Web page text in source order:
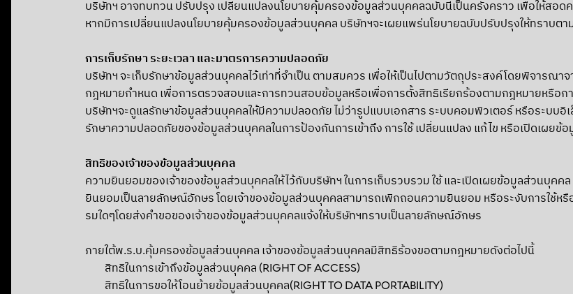
บริษัทฯ อาจทบทวน ปรับปรุง เปลี่ยนแปลงนโยบายคุ้มครองข้อมูลส่วนบุคคลฉบับนี้เป็นครั้งคราว เพื่อให้สอ
หากมีการเปลี่ยนแปลงนโยบายคุ้มครองข้อมูลส่วนบุคคล บริษัทฯจะเผยแพร่นโยบายฉบับปรับปรุงให้ทราบตา
การเก็บรักษา ระยะเวลา และมาตรการความปลอดภัย
บริษัทฯ จะเก็บรักษาข้อมูลส่วนบุคคลไว้เท่าที่จำเป็น ตามสมควร เพื่อให้เป็นไปตามวัตถุประสงค์โดยพิจารณา
กฎหมายกำหนด เพื่อการตรวจสอบและการทวนสอบข้อมูลหรือเพื่อการตั้งสิทธิเรียกร้องตามกฎหมายหรือก
บริษัทฯจะดูแลรักษาข้อมูลส่วนบุคคลให้มีความปลอดภัย ไม่ว่ารูปแบบเอกสาร ระบบคอมพิวเตอร์ หรือระบบ
รักษาความปลอดภัยของข้อมูลส่วนบุคคลในการป้องกันการเข้าถึง การใช้ เปลี่ยนแปลง แก้ไข หรือเปิดเผย
สิทธิของเจ้าของข้อมูลส่วนบุคคล
ความยินยอมของเจ้าของข้อมูลส่วนบุคคลให้ไว้กับบริษัทฯ ในการเก็บรวบรวม ใช้ และเปิดเผยข้อมูลส่วนบุค
ยินยอมเป็นลายลักษณ์อักษร โดยเจ้าของข้อมูลส่วนบุคคลสามารถเพิกถอนความยินยอม หรือระงับการใช้ห
รมใดๆโดยส่งคำขอของเจ้าของข้อมูลส่วนบุคคลแจ้งให้บริษัทฯทราบเป็นลายลักษณ์อักษร
ภายใต้พ.ร.บ.คุ้มครองข้อมูลส่วนบุคคล เจ้าของข้อมูลส่วนบุคคลมีสิทธิร้องขอตามกฎหมายดังต่อไปนี้
สิทธิในการเข้าถึงข้อมูลส่วนบุคคล (RIGHT OF ACCESS)
สิทธิในการขอให้โอนย้ายข้อมูลส่วนบุคคล(RIGHT TO DATA PORTABILITY)